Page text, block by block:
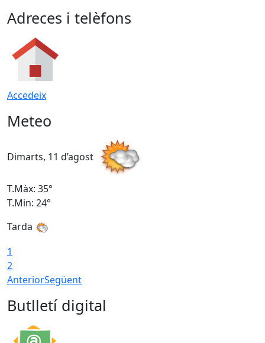
Adreces i telèfons
Accedeix
Meteo
Dimarts, 11 d’agost
T.Màx: 35°
T.Min: 24°
Tarda
1
2
AnteriorSegüent
Butlletí digital